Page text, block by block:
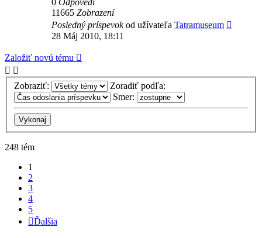
11665 Zobrazení
Posledný príspevokod užívateľa Tatramuseum
28 Máj 2010, 18:11
Založiť novú tému
Zobraziť:
Zoradiť podľa:
Smer:
248 tém
1
2
3
4
5
Ďalšia